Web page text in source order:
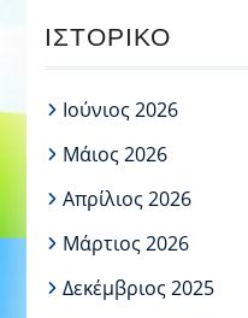
ΙΣΤΟΡΙΚΌ
Ιούνιος 2026
Μάιος 2026
Απρίλιος 2026
Μάρτιος 2026
Δεκέμβριος 2025